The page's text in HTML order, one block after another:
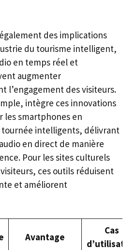
des implications
du tourisme intelligent,
en temps réel et
augmenter
l’engagement des visiteurs.
intègre ces innovations
les smartphones en
tournée intelligents, délivrant
en direct de manière
Pour les sites culturels
ces outils réduisent
et améliorent
Avantage
Cas
d’utilisation